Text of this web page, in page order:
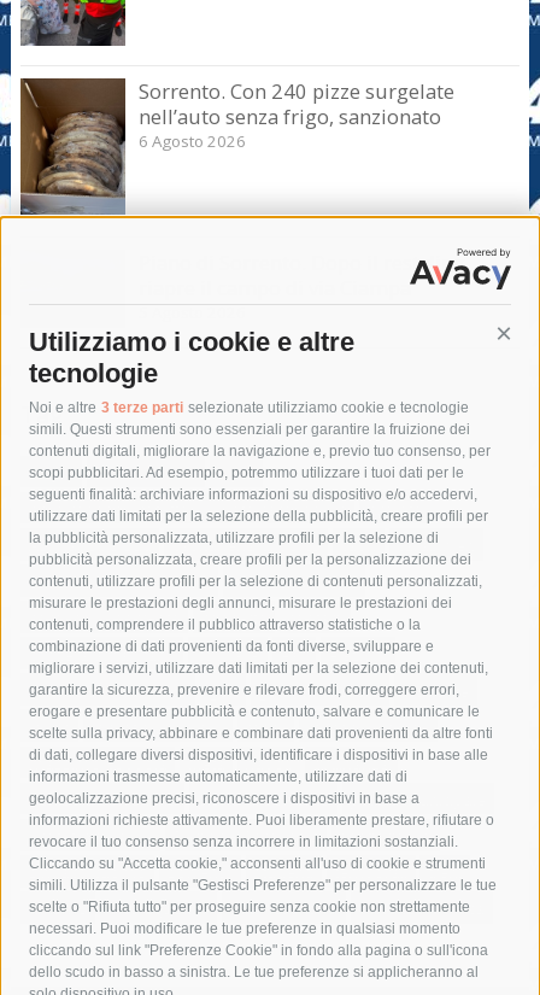
Utilizziamo i cookie e altre
tecnologie
Noi e altre 3 terze parti selezionate utilizziamo cookie e tecnologie
simili. Questi strumenti sono essenziali per garantire la fruizione dei
contenuti digitali, migliorare la navigazione e, previo tuo consenso, per
scopi pubblicitari. Ad esempio, potremmo utilizzare i tuoi dati per le
seguenti finalità: archiviare informazioni su dispositivo e/o accedervi,
utilizzare dati limitati per la selezione della pubblicità, creare profili per
la pubblicità personalizzata, utilizzare profili per la selezione di
pubblicità personalizzata, creare profili per la personalizzazione dei
contenuti, utilizzare profili per la selezione di contenuti personalizzati,
misurare le prestazioni degli annunci, misurare le prestazioni dei
contenuti, comprendere il pubblico attraverso statistiche o la
combinazione di dati provenienti da fonti diverse, sviluppare e
migliorare i servizi, utilizzare dati limitati per la selezione dei contenuti,
garantire la sicurezza, prevenire e rilevare frodi, correggere errori,
erogare e presentare pubblicità e contenuto, salvare e comunicare le
scelte sulla privacy, abbinare e combinare dati provenienti da altre fonti
di dati, collegare diversi dispositivi, identificare i dispositivi in base alle
informazioni trasmesse automaticamente, utilizzare dati di
geolocalizzazione precisi, riconoscere i dispositivi in base a
informazioni richieste attivamente. Puoi liberamente prestare, rifiutare o
revocare il tuo consenso senza incorrere in limitazioni sostanziali.
Cliccando su "Accetta cookie," acconsenti all'uso di cookie e strumenti
simili. Utilizza il pulsante "Gestisci Preferenze" per personalizzare le tue
scelte o "Rifiuta tutto" per proseguire senza cookie non strettamente
necessari. Puoi modificare le tue preferenze in qualsiasi momento
cliccando sul link "Preferenze Cookie" in fondo alla pagina o sull'icona
dello scudo in basso a sinistra. Le tue preferenze si applicheranno al
Sorrento. Con 240 pizze surgelate
nell’auto senza frigo, sanzionato
6 Agosto 2026
Piano di Sorrento. Dopo il restyling
riapre il campo di via Ciampa
5 Agosto 2026
Tag
acqua allerta meteo
anas
area marina protetta di punta campanella
arresto
Asl Napoli 3 sud
capitaneria di porto capri
carabinieri
castellammare di stabia
circumvesuviana
comune di sorrento
concerto
contagi
costiera amalfitana
covid-19 eav
elezioni
fondazione sorrento
gori guardia costiera
incidente
lavori
lorenzo balducelli mare
massa lubrense
massimo coppola
Meta napoli
ordinanza
penisola sorrentina
piano di sorrento
polizia municipale
protezione civile
Regione Campania
sant'agnello
sindaco cuomo
sorrento studenti temporali
treni
turismo
Vico Equense villa fiorentino vincenzo de luca